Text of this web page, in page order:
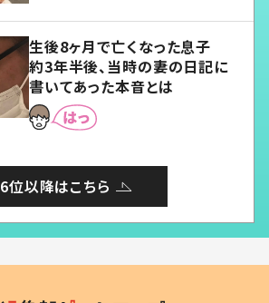
生後8ヶ月で亡くなった息子
約3年半後、当時の妻の日記に
書いてあった本音とは
6位以降はこちら